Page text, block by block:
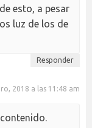
esto, a pesar
luz de los de
Responder
2018 a las 11:48 am